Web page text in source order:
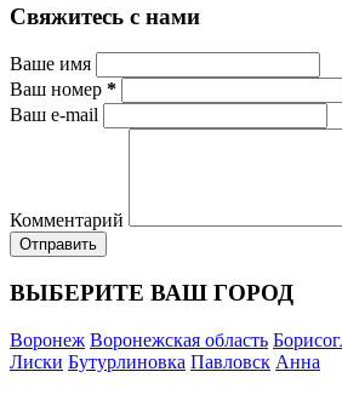
Свяжитесь с нами
Ваше имя
Ваш номер *
Ваш e-mail
Комментарий
ВЫБЕРИТЕ ВАШ ГОРОД
Воронеж Воронежская область
Лиски Бутурлиновка Павловск Анна